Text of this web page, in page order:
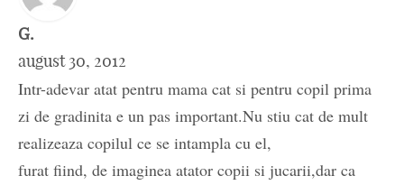
G.
august 30, 2012
Intr-adevar atat pentru mama cat si pentru copil prima
zi de gradinita e un pas important.Nu stiu cat de mult
realizeaza copilul ce se intampla cu el,
furat fiind, de imaginea atator copii si jucarii,dar ca